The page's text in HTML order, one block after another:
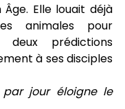
Âge. Elle louait déjà
animales pour
prédictions
à ses disciples
jour éloigne le